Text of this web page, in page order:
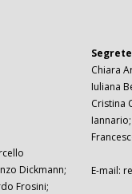
Dickmann;
Frosini;
Chiara
Iuliana
Cristina
E-mail: